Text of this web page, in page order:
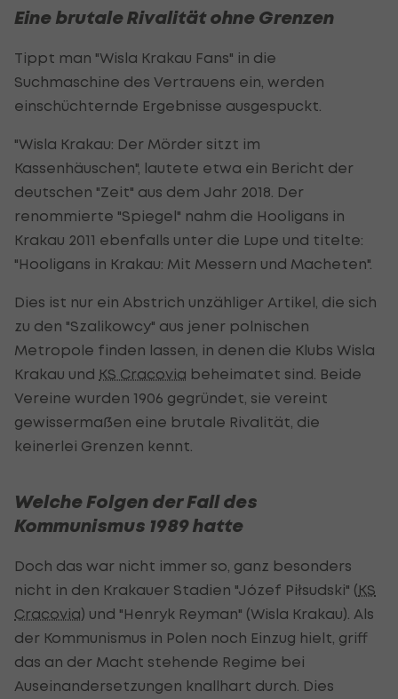
Eine brutale Rivalität ohne Grenzen
Tippt man "Wisla Krakau Fans" in die
Suchmaschine des Vertrauens ein, werden
einschüchternde Ergebnisse ausgespuckt.
"Wisla Krakau: Der Mörder sitzt im
Kassenhäuschen", lautete etwa ein Bericht der
deutschen "Zeit" aus dem Jahr 2018. Der
renommierte "Spiegel" nahm die Hooligans in
Krakau 2011 ebenfalls unter die Lupe und titelte:
"Hooligans in Krakau: Mit Messern und Macheten".
Dies ist nur ein Abstrich unzähliger Artikel, die sich
zu den "Szalikowcy" aus jener polnischen
Metropole finden lassen, in denen die Klubs Wisla
Krakau und KS Cracovia beheimatet sind. Beide
Vereine wurden 1906 gegründet, sie vereint
gewissermaßen eine brutale Rivalität, die
keinerlei Grenzen kennt.
Welche Folgen der Fall des
Kommunismus 1989 hatte
Doch das war nicht immer so, ganz besonders
nicht in den Krakauer Stadien "Józef Piłsudski" (KS
Cracovia) und "Henryk Reyman" (Wisla Krakau). Als
der Kommunismus in Polen noch Einzug hielt, griff
das an der Macht stehende Regime bei
Auseinandersetzungen knallhart durch. Dies